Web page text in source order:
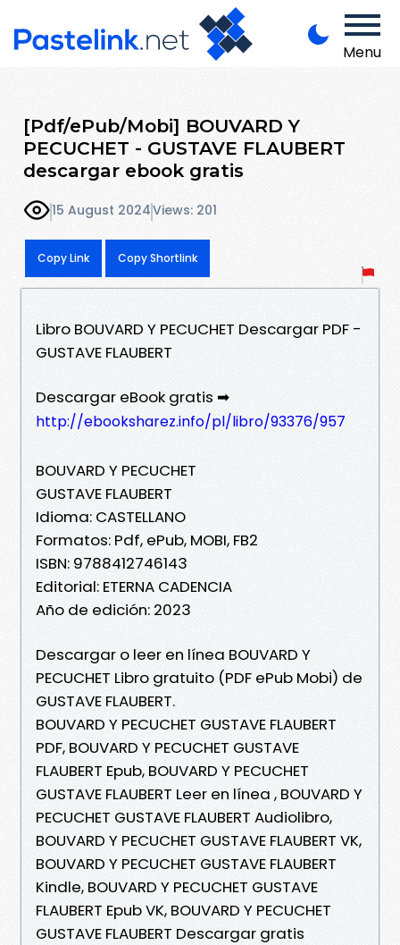
Menu
[Pdf/ePub/Mobi] BOUVARD Y
PECUCHET - GUSTAVE FLAUBERT
descargar ebook gratis
15 August 2024Views: 201
Copy Link Copy Shortlink
Libro BOUVARD Y PECUCHET Descargar PDF -
GUSTAVE FLAUBERT
Descargar eBook gratis ➡
http://ebooksharez.info/pl/libro/93376/957
BOUVARD Y PECUCHET
GUSTAVE FLAUBERT
Idioma: CASTELLANO
Formatos: Pdf, ePub, MOBI, FB2
ISBN: 9788412746143
Editorial: ETERNA CADENCIA
Año de edición: 2023
Descargar o leer en línea BOUVARD Y
PECUCHET Libro gratuito (PDF ePub Mobi) de
GUSTAVE FLAUBERT.
BOUVARD Y PECUCHET GUSTAVE FLAUBERT
PDF, BOUVARD Y PECUCHET GUSTAVE
FLAUBERT Epub, BOUVARD Y PECUCHET
GUSTAVE FLAUBERT Leer en línea , BOUVARD Y
PECUCHET GUSTAVE FLAUBERT Audiolibro,
BOUVARD Y PECUCHET GUSTAVE FLAUBERT VK,
BOUVARD Y PECUCHET GUSTAVE FLAUBERT
Kindle, BOUVARD Y PECUCHET GUSTAVE
FLAUBERT Epub VK, BOUVARD Y PECUCHET
GUSTAVE FLAUBERT Descargar gratis